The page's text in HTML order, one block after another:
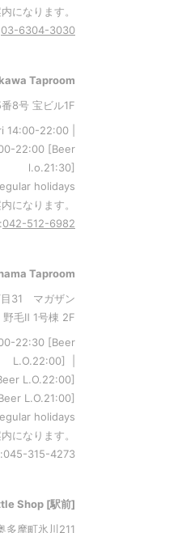
になります。
03-6304-3030
Taproom
8号 宝ビル1F
14:00-22:00 |
22:00 [Beer
l.o.21:30]
holidays
になります。
042-512-6982
Taproom
目31 マガザン
野毛Ⅱ 1号棟 2F
22:30 [Beer
L.O.22:00] |
L.O.22:00]
L.O.21:00]
holidays
になります。
315-4273
Shop [駅前]
多摩町氷川211